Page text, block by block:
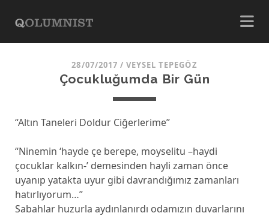
28/07/2017 / VEYSEL TEPEGÖZ
Çocukluğumda Bir Gün
“Altın Taneleri Doldur Ciğerlerime”
“Ninemin ‘hayde çe berepe, moyselitu –haydi
çocuklar kalkın-’ demesinden hayli zaman önce
uyanıp yatakta uyur gibi davrandığımız zamanları
hatırlıyorum…”
Sabahlar huzurla aydınlanırdı odamızın duvarlarını